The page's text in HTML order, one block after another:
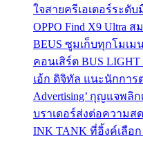
ใจสายครีเอเตอร์ระดั
OPPO Find X9 Ultra
BEUS ซูมเก็บทุกโมเ
คอนเสิร์ต BUS LIGHT
เอ้ก ดิจิทัล แนะนักการต
Advertising’ กุญแจพลิ
บราเดอร์ส่งต่อความส
INK TANK ที่อิ้งค์เลือก